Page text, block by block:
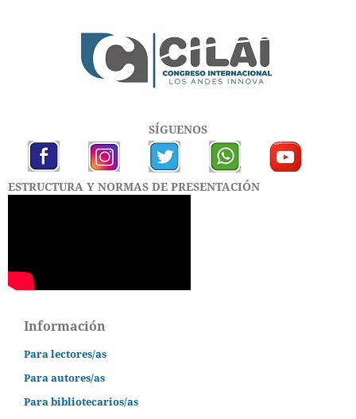
SÍGUENOS
ESTRUCTURA Y NORMAS DE PRESENTACIÓN
Información
Para lectores/as
Para autores/as
Para bibliotecarios/as